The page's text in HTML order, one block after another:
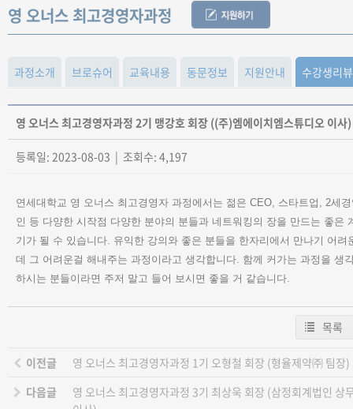
영 오너스 최고경영자과정
과정소개 브로슈어 교육내용 동문정보 지원안내 수강생리뷰
영 오너스 최고경영자과정 2기 맹강호 회장 ((주)엠에이치엠스튜디오 이사)
등록일: 2023-08-03 | 조회수: 4,197
연세대학교 영 오너스 최고경영자 과정에서는 젊은 CEO, 스타트업, 2세
인 등 다양한 시작점 다양한 분야의 분들과 네트워킹의 장을 만드는 좋은
기가 될 수 있습니다. 유익한 강의와 좋은 분들을 한자리에서 만나기 어려
데 그 어려운걸 해내주는 과정이라고 생각합니다. 함께 커가는 과정을 생
하시는 분들이라면 주저 말고 들어 보시면 좋을 거 같습니다.
목록
이전글
영 오너스 최고경영자과정 1기 오형철 회장 (형율제약㈜ 팀장)
다음글
영 오너스 최고경영자과정 3기 최상욱 회장 (삼정회계법인 상